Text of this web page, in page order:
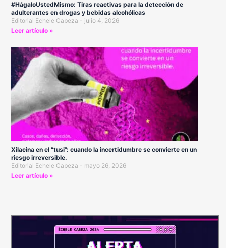
#HágaloUstedMismo: Tiras reactivas para la detección de
adulterantes en drogas y bebidas alcohólicas
Editorial Echele Cabeza
julio 4, 2026
Leer artículo »
Xilacina en el “tusi”: cuando la incertidumbre se convierte en un
riesgo irreversible.
Editorial Echele Cabeza
mayo 26, 2026
Leer artículo »